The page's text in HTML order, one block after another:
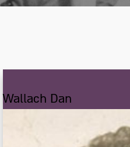
Wallach Dan